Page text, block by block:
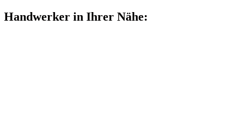
Handwerker in Ihrer Nähe: